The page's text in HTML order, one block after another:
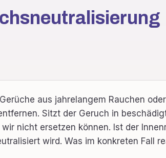
aus jahrelangem Rauchen
Sitzt der Geruch in
nicht ersetzen können. Ist der
wird. Was im konkreten Fall